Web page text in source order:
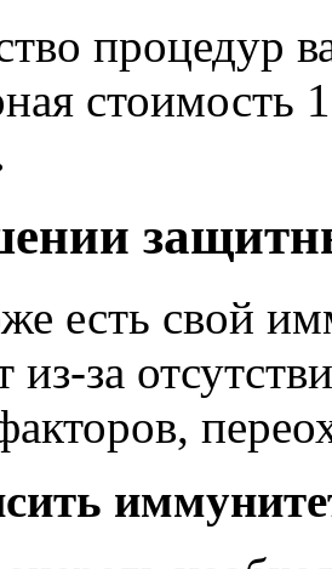
процедур
стоимость
есть свой
из-за